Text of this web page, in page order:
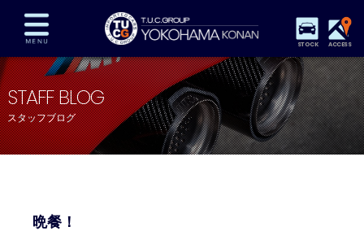
STOCK ACCESS
在庫車両情報 保証&サービス パーツリスト
TUCとは？ 店舗情報 アクセスマップ
全国納車 特別作業 注文販売
STAFF BLOG
スタッフブログ
晩餐！